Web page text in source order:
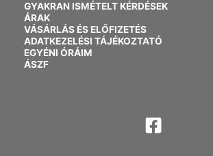
GYAKRAN ISMÉTELT KÉRDÉSEK
ÁRAK
VÁSÁRLÁS ÉS ELŐFIZETÉS
ADATKEZELÉSI TÁJÉKOZTATÓ
EGYÉNI ÓRÁIM
ÁSZF